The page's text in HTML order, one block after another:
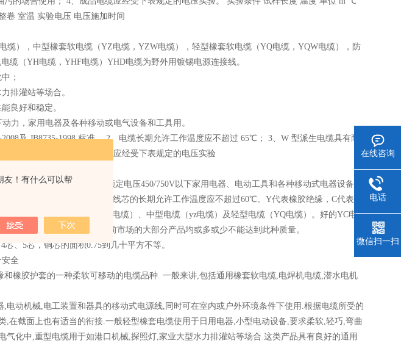
友！有什么可以帮
卷 室温 实验电压 电压施加时间
缆），中型橡套软电缆（YZ电缆，YZW电缆），轻型橡套软电缆（YQ电缆，YQW电缆），防
缆（YH电缆，YHF电缆）YHD电缆为野外用镀锡电源连接线。
；
排灌站等场合。
良好和稳定。
力，家用电器及各种移动或电气设备和工具用。
及 JB8735-1998 标准。 2、电缆长期允许工作温度应不超过 65℃； 3、W 型派生电缆具有耐
的场合使用； 4、成品电缆应经受下表规定的电压实验
一种。yc电缆适用于交流额定电压450/750V以下家用电器、电动工具和各种移动式电器设备或
承受较大的机械外力作用。线芯的长期允许工作温度应不超过60℃。Y代表橡胶绝缘，C代表重
橡套电缆分为重型电缆（yc电缆）、中型电缆（yz电缆）及轻型电缆（YQ电缆）。好的YC电
的无氧铜杆为佳品。而目前市场的大部分产品均或多或少不能达到此种质量。
、5芯，铜芯的面积0.75到几十平方不等。
全
橡胶护套的一种柔软可移动的电缆品种. 一般来讲,包括通用橡套软电缆,电焊机电缆,潜水电机
电动机械,电工装置和器具的移动式电源线,同时可在室内或户外环境条件下使用.根据电缆所受的
,在截面上也有适当的衔接.一般轻型橡套电缆使用于日用电器,小型电动设备,要求柔软,轻巧,弯曲
气化中,重型电缆用于如港口机械,探照灯,家业大型水力排灌站等场合.这类产品具有良好的通用
在线咨询
电话
微信扫一扫